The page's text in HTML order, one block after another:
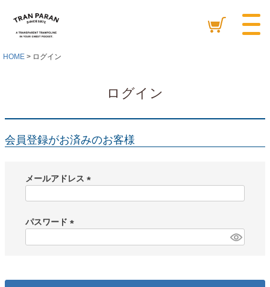
HOME ログイン
ログイン
会員登録がお済みのお客様
メールアドレス
)
パスワード